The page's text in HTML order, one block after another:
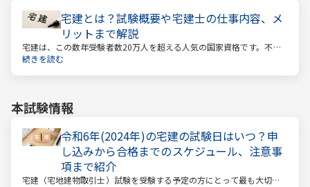
宅建とは？試験概要や宅建士の仕事内容、メ
リットまで解説
宅建は、この数年受験者数20万人を超える人気の国家資格です。不動
産業に携わる人をはじめ、他業種、学生、主婦まで、さまざまな方が
続きを読む
本試験情報
令和6年(2024年)の宅建の試験日はいつ？申
し込みから合格までのスケジュール、注意事
項まで紹介
宅建（宅地建物取引士）試験を受験する予定の方にとって最も大切な